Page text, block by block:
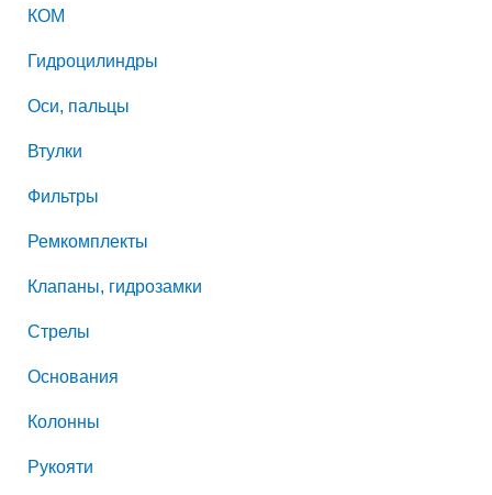
КОМ
Гидроцилиндры
Оси, пальцы
Втулки
Фильтры
Ремкомплекты
Клапаны, гидрозамки
Стрелы
Основания
Колонны
Рукояти